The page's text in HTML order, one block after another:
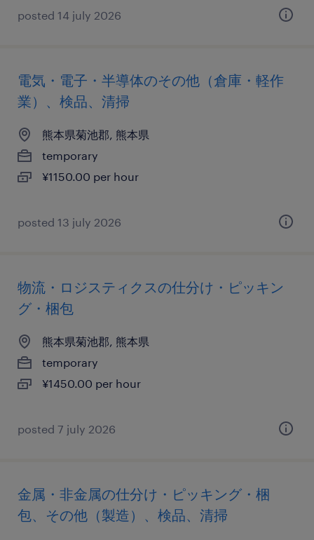
posted 14 july 2026
電気・電子・半導体のその他（倉庫・軽作
業）、検品、清掃
熊本県菊池郡, 熊本県
temporary
¥1150.00 per hour
posted 13 july 2026
物流・ロジスティクスの仕分け・ピッキン
グ・梱包
熊本県菊池郡, 熊本県
temporary
¥1450.00 per hour
posted 7 july 2026
金属・非金属の仕分け・ピッキング・梱
包、その他（製造）、検品、清掃